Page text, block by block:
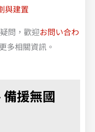
與建置
問，歡迎お問い合わ
多相關資訊。
備援無國